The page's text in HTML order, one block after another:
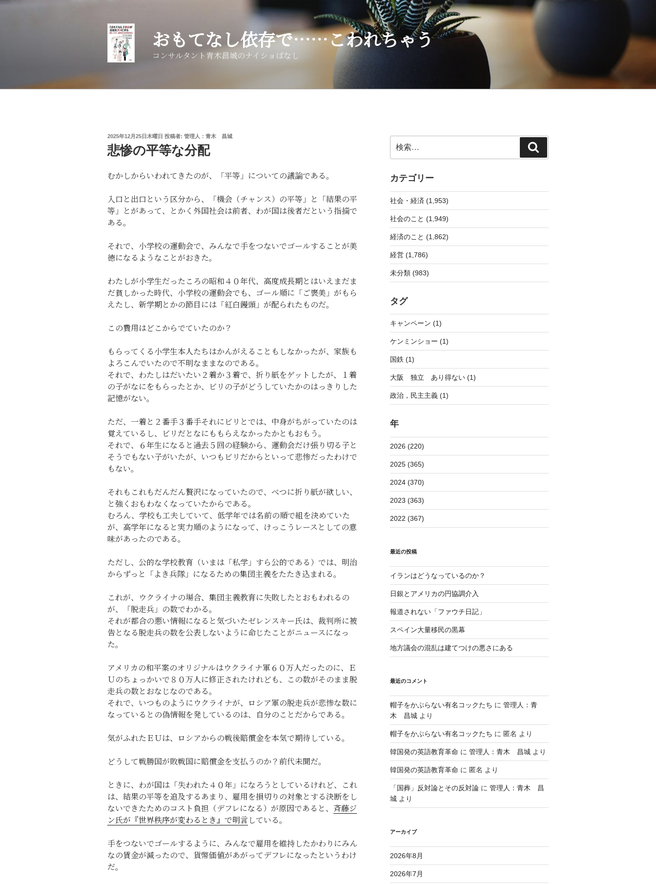
コ
キ
おもてなし依存で……こわれちゃう
コンサルタント青木昌城のナイショばなし
投
稿
日:
2025年12月25日木曜日 投稿者: 管理人：青木 昌城
悲惨の平等な分配
むかしからいわれてきたのが、「平等」についての議論である。
入口と出口という区分から、「機会（チャンス）の平等」と「結果の平
等」とがあって、とかく外国社会は前者、わが国は後者だという指摘で
ある。
それで、小学校の運動会で、みんなで手をつないでゴールすることが美
徳になるようなことがおきた。
わたしが小学生だったころの昭和４０年代、高度成長期とはいえまだま
だ貧しかった時代、小学校の運動会でも、ゴール順に「ご褒美」がもら
えたし、新学期とかの節目には「紅白饅頭」が配られたものだ。
この費用はどこからでていたのか？
もらってくる小学生本人たちはかんがえることもしなかったが、家族も
よろこんでいたので不明なままなのである。
それで、わたしはだいたい２着か３着で、折り紙をゲットしたが、１着
の子がなにをもらったとか、ビリの子がどうしていたかのはっきりした
記憶がない。
ただ、一着と２番手３番手それにビリとでは、中身がちがっていたのは
覚えているし、ビリだとなにももらえなかったかともおもう。
それで、６年生になると過去５回の経験から、運動会だけ張り切る子と
そうでもない子がいたが、いつもビリだからといって悲惨だったわけで
もない。
それもこれもだんだん贅沢になっていたので、べつに折り紙が欲しい、
と強くおもわなくなっていたからである。
むろん、学校も工夫していて、低学年では名前の順で組を決めていた
が、高学年になると実力順のようになって、けっこうレースとしての意
味があったのである。
ただし、公的な学校教育（いまは「私学」すら公的である）では、明治
からずっと「よき兵隊」になるための集団主義をたたき込まれる。
これが、ウクライナの場合、集団主義教育に失敗したとおもわれるの
が、「脱走兵」の数でわかる。
それが都合の悪い情報になると気づいたゼレンスキー氏は、裁判所に被
告となる脱走兵の数を公表しないように命じたことがニュースになっ
た。
アメリカの和平案のオリジナルはウクライナ軍６０万人だったのに、Ｅ
Ｕのちょっかいで８０万人に修正されたけれども、この数がそのまま脱
走兵の数とおなじなのである。
それで、いつものようにウクライナが、ロシア軍の脱走兵が悲惨な数に
なっているとの偽情報を発しているのは、自分のことだからである。
気がふれたＥＵは、ロシアからの戦後賠償金を本気で期待している。
どうして戦勝国が敗戦国に賠償金を支払うのか？前代未聞だ。
ときに、わが国は「失われた４０年」になろうとしているけれど、これ
は、結果の平等を追及するあまり、雇用を損切りの対象とする決断をし
ないできたためのコスト負担（デフレになる）が原因であると、 斉藤ジ
ン氏が『世界秩序が変わるとき』で明言 している。
手をつないでゴールするように、みんなで雇用を維持したかわりにみん
なの賃金が減ったので、貨幣価値があがってデフレになったというわけ
だ。
索:
索
カテゴリー
社会・経済 (1,953)
社会のこと (1,949)
経済のこと (1,862)
経営 (1,786)
未分類 (983)
タグ
キャンペーン (1)
ケンミンショー (1)
国鉄 (1)
大阪 独立 あり得ない (1)
政治，民主主義 (1)
年
2026 (220)
2025 (365)
2024 (370)
2023 (363)
2022 (367)
最近の投稿
イランはどうなっているのか？
日銀とアメリカの円協調介入
報道されない「ファウチ日記」
スペイン大量移民の黒幕
地方議会の混乱は建てつけの悪さにある
最近のコメント
帽子をかぶらない有名コックたち に 管理人：青
木 昌城より
帽子をかぶらない有名コックたち に 匿名 より
韓国発の英語教育革命 に 管理人：青木 昌城より
韓国発の英語教育革命 に 匿名 より
「国葬」反対論とその反対論に 管理人：青木 昌
城より
アーカイブ
2026年8月
2026年7月